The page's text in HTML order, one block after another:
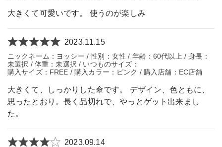
大きくて可愛いです。 使うのが楽しみ
2023.11.15
ニックネーム：ヨッシー / 性別：女性 / 年齢：60代以上 / 身長：
未選択 / 体重：未選択 / いつものサイズ：
購入サイズ：FREE / 購入カラー：ピンク / 購入店舗：EC店舗
大きくて、しっかりした傘です。 デザイン、色ともに、
思ったとおり。長く品切れで、やっとゲット出来まし
た。
2023.09.14